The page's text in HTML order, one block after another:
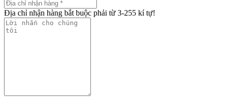
Địa chỉ nhận hàng bắt buộc phải từ 3-255 kí tự!